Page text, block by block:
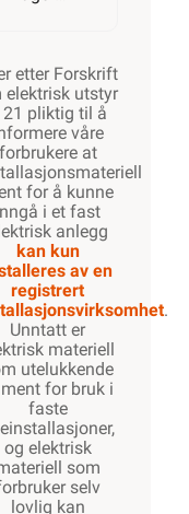
etter Forskrift
elektrisk utstyr
pliktig til å
våre
forbrukere at
for å kunne
i et fast
anlegg
kan kun
av en
registrert
.
Unntatt er
materiell
utelukkende
for bruk i
faste
og elektrisk
som
selv
lovlig kan